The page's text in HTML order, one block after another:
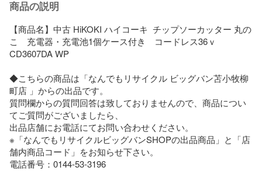
商品の説明
【商品名】中古 HiKOKI ハイコーキ  チップソーカッター 丸の
こ　充電器・充電池1個ケース付き　コードレス36ｖ
CD3607DA WP
◆こちらの商品は「なんでもリサイクル ビッグバン苫小牧柳
町店 」からの出品です。
質問欄からの質問回答は致しておりませんので、商品につい
てご質問がございましたら、
出品店舗にお電話にてお問い合わせください。
※「なんでもリサイクルビッグバンSHOPの出品商品」と「店
舗内商品コード」をお知らせ下さい。
電話番号：0144-53-3196